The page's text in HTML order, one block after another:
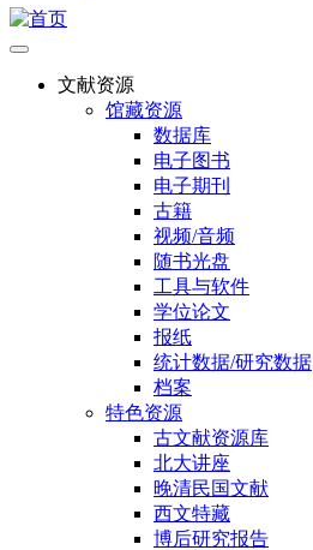
文献资源
馆藏资源
数据库
电子图书
电子期刊
古籍
视频/音频
随书光盘
工具与软件
学位论文
报纸
统计数据/研究数据
档案
特色资源
古文献资源库
北大讲座
晚清民国文献
西文特藏
博后研究报告